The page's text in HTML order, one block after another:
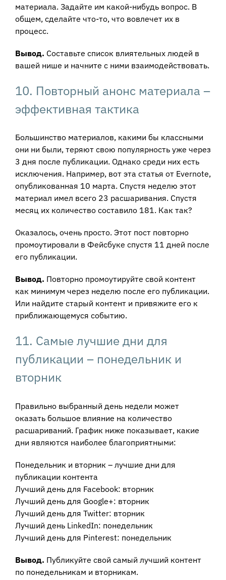
материала. Задайте им какой-нибудь вопрос. В
общем, сделайте что-то, что вовлечет их в
процесс.
Вывод. Составьте список влиятельных людей в
вашей нише и начните с ними взаимодействовать.
10. Повторный анонс материала –
эффективная тактика
Большинство материалов, какими бы классными
они ни были, теряют свою популярность уже через
3 дня после публикации. Однако среди них есть
исключения. Например, вот эта статья от Evernote,
опубликованная 10 марта. Спустя неделю этот
материал имел всего 23 расшаривания. Спустя
месяц их количество составило 181. Как так?
Оказалось, очень просто. Этот пост повторно
промоутировали в Фейсбуке спустя 11 дней после
его публикации.
Вывод. Повторно промоутируйте свой контент
как минимум через неделю после его публикации.
Или найдите старый контент и привяжите его к
приближающемуся событию.
11. Самые лучшие дни для
публикации – понедельник и
вторник
Правильно выбранный день недели может
оказать большое влияние на количество
расшариваний. График ниже показывает, какие
дни являются наиболее благоприятными:
Понедельник и вторник – лучшие дни для
публикации контента
Лучший день для Facebook: вторник
Лучший день для Google+: вторник
Лучший день для Twitter: вторник
Лучший день LinkedIn: понедельник
Лучший день для Pinterest: понедельник
Вывод. Публикуйте свой самый лучший контент
по понедельникам и вторникам.